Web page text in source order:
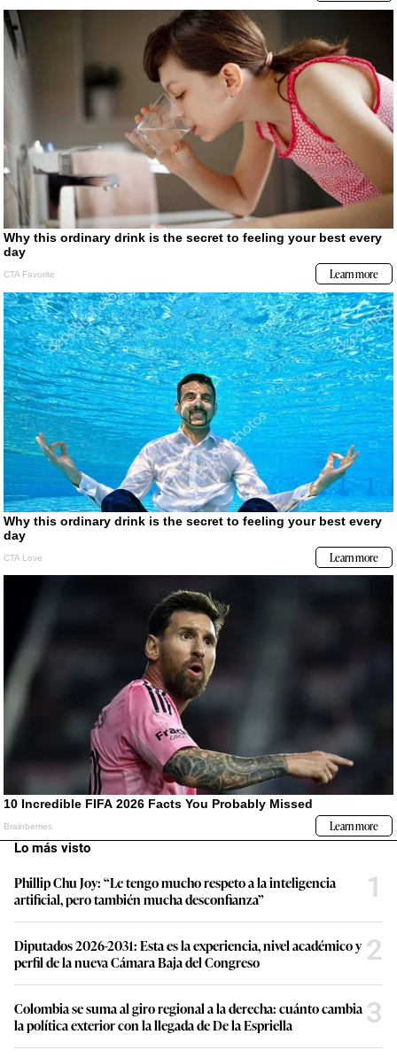
Lo más visto
Phillip Chu Joy: “Le tengo mucho respeto a la inteligencia
artificial, pero también mucha desconfianza”
1
Diputados 2026-2031: Esta es la experiencia, nivel académico y
perfil de la nueva Cámara Baja del Congreso
2
Colombia se suma al giro regional a la derecha: cuánto cambia
la política exterior con la llegada de De la Espriella
3